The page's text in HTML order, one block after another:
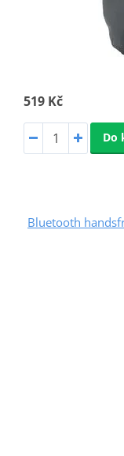
519 Kč
Do
Bluetooth